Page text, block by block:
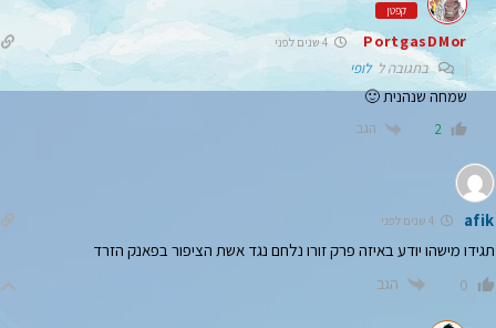
קפטן
PortgasDMor
בתגובה ללופי
שמחה שנהנית 🙂
2 הגב
afik
תגידו מישהו יודע באיזה פרק זורו נלחם נגד אשת הציפור בפאנק הזרד
0 הגב